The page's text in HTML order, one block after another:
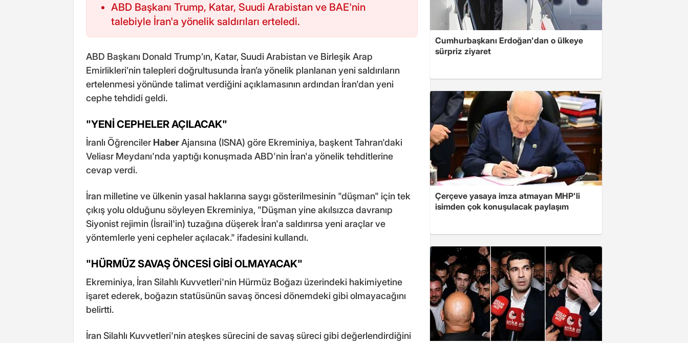
ABD Başkanı Trump, Katar, Suudi Arabistan ve BAE'nin
talebiyle İran'a yönelik saldırıları erteledi.
ABD Başkanı Donald Trump’ın, Katar, Suudi Arabistan ve Birleşik Arap
Emirlikleri’nin talepleri doğrultusunda İran’a yönelik planlanan yeni saldırıların
ertelenmesi yönünde talimat verdiğini açıklamasının ardından İran'dan yeni
cephe tehdidi geldi.
"YENİ CEPHELER AÇILACAK"
İranlı Öğrenciler HaberAjansına (ISNA) göre Ekreminiya, başkent Tahran'daki
Veliasr Meydanı'nda yaptığı konuşmada ABD'nin İran'a yönelik tehditlerine
cevap verdi.
İran milletine ve ülkenin yasal haklarına saygı gösterilmesinin "düşman" için tek
çıkış yolu olduğunu söyleyen Ekreminiya, "Düşman yine akılsızca davranıp
Siyonist rejimin (İsrail'in) tuzağına düşerek İran'a saldırırsa yeni araçlar ve
yöntemlerle yeni cepheler açılacak." ifadesini kullandı.
"HÜRMÜZ SAVAŞ ÖNCESİ GİBİ OLMAYACAK"
Ekreminiya, İran Silahlı Kuvvetleri'nin Hürmüz Boğazı üzerindeki hakimiyetine
işaret ederek, boğazın statüsünün savaş öncesi dönemdeki gibi olmayacağını
belirtti.
İran Silahlı Kuvvetleri'nin ateşkes sürecini de savaş süreci gibi değerlendirdiğini
Cumhurbaşkanı Erdoğan'dan o ülkeye
sürpriz ziyaret
Çerçeve yasaya imza atmayan MHP'li
isimden çok konuşulacak paylaşım